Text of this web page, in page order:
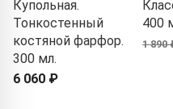
Купольная.
Тонкостенный
костяной фарфор.
300 мл.
6 060 ₽
400
1 890